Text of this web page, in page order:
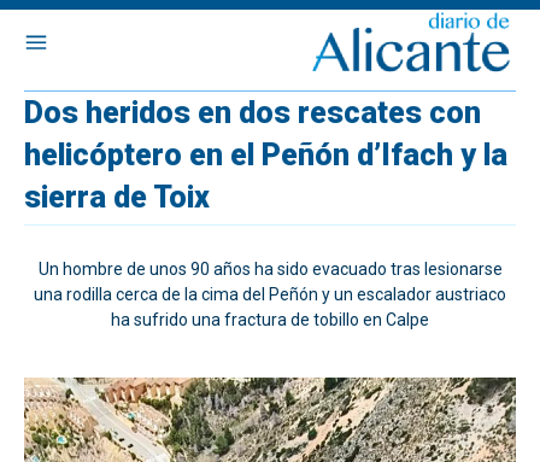
Dos heridos en dos rescates con
helicóptero en el Peñón d’Ifach y la
sierra de Toix
Un hombre de unos 90 años ha sido evacuado tras lesionarse
una rodilla cerca de la cima del Peñón y un escalador austriaco
ha sufrido una fractura de tobillo en Calpe